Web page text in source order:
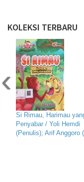
KOLEKSI TERBARU
Si Rimau, Harimau
Penyabar / Yoli Hemdi
(Penulis); Arif Anggoro
‹